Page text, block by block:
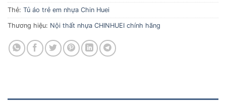
Thẻ: Tủ áo trẻ em nhựa Chin Huei
Thương hiệu: Nội thất nhựa CHINHUEI chính hãng